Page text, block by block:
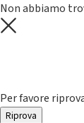
Non abbiamo
Per favore
Riprova